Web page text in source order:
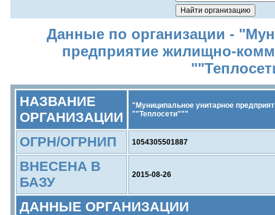
Данные по организации -
предприятие жилищно-
НАЗВАНИЕ
ОРГАНИЗАЦИИ
"Муниципальное унитарное
""Теплосети"""
ОГРН/ОГРНИП 1054305501887
ВНЕСЕНА В
БАЗУ
2015-08-26
ДАННЫЕ ОРГАНИЗАЦИИ